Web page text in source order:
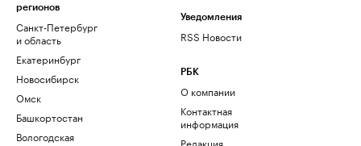
регионов
Санкт-Петербург
и область
Екатеринбург
Новосибирск
Омск
Башкортостан
Вологодская
Уведомления
RSS Новости
РБК
О компании
Контактная
информация
Редакция